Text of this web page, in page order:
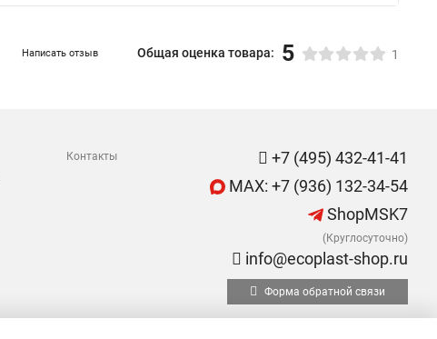
Написать отзыв Общая оценка товара: 5 1
Контакты
+7 (495) 432-41-41
MAX: +7 (936) 132-34-54
ShopMSK7
(Круглосуточно)
info@ecoplast-shop.ru
Форма обратной связи